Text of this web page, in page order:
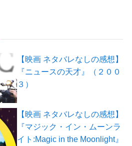
【映画 ネタバレなしの感想】
『ニュースの天才』（２００
３）
【映画 ネタバレなしの感想】
『マジック・イン・ムーンラ
イト:Magic in the Moonlight』